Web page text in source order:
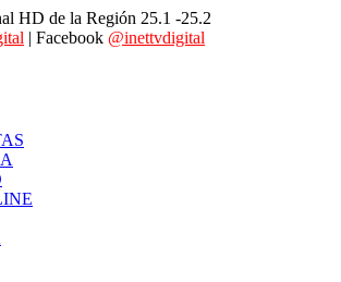
HD de la Región 25.1 -25.2
| Facebook @inettvdigital